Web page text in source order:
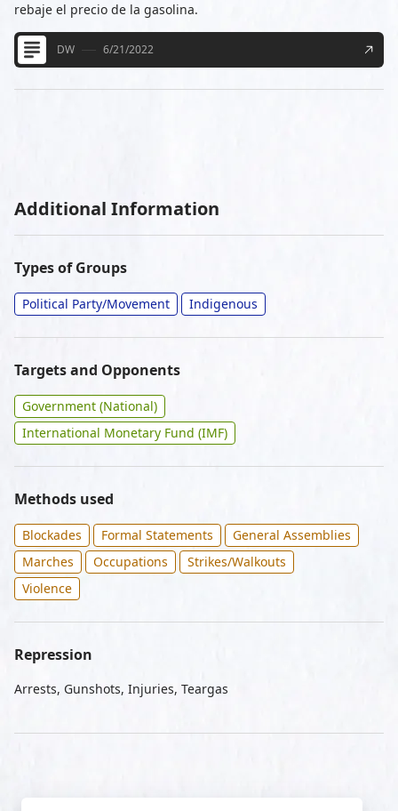
rebaje el precio de la gasolina.
DW 6/21/2022
Additional Information
Types of Groups
Political Party/Movement Indigenous
Targets and Opponents
Government (National)
International Monetary Fund (IMF)
Methods used
Blockades Formal Statements
General Assemblies
Marches
Occupations
Strikes/Walkouts
Violence
Repression
Arrests, Gunshots, Injuries, Teargas